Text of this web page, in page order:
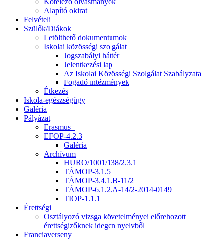
Kötelező olvasmányok
Alapító okirat
Felvételi
Szülők/Diákok
Letölthető dokumentumok
Iskolai közösségi szolgálat
Jogszabályi háttér
Jelentkezési lap
Az Iskolai Közösségi Szolgálat Szabályzata
Fogadó intézmények
Étkezés
Iskola-egészségügy
Galéria
Pályázat
Erasmus+
EFOP-4.2.3
Galéria
Archívum
HURO/1001/138/2.3.1
TÁMOP-3.1.5
TÁMOP-3.4.1.B-11/2
TÁMOP-6.1.2.A-14/2-2014-0149
TIOP-1.1.1
Érettségi
Osztályozó vizsga követelményei előrehozott
érettségizőknek idegen nyelvből
Franciaverseny